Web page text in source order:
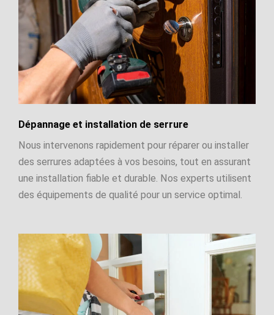
Dépannage et installation de serrure
Nous intervenons rapidement pour réparer ou installer
des serrures adaptées à vos besoins, tout en assurant
une installation fiable et durable. Nos experts utilisent
des équipements de qualité pour un service optimal.